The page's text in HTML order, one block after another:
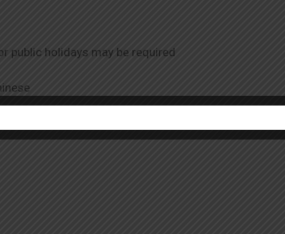
public holidays may be required